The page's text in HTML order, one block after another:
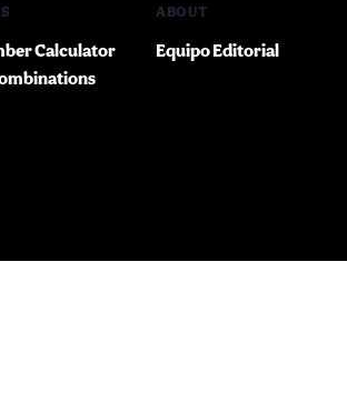
Calculator
ABOUT
Equipo Editorial